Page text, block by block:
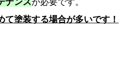
ナンスが必要です。
て塗装する場合が多いです！